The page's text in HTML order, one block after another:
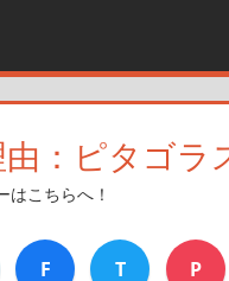
：ピタゴラ
はこちらへ！
F T P